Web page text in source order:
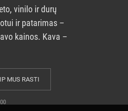
vinilo ir durų
ir patarimas –
kainos. Kava –
MUS RASTI